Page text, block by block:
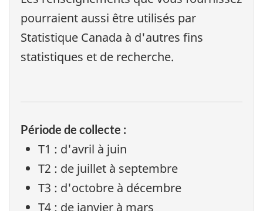
pourraient aussi être utilisés par
Statistique Canada à d'autres fins
statistiques et de recherche.
Période de collecte :
T1 : d'avril à juin
T2 : de juillet à septembre
T3 : d'octobre à décembre
T4 : de janvier à mars